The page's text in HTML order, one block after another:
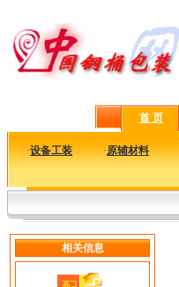
首 页
·设备工装 ·原辅材料
相关信息